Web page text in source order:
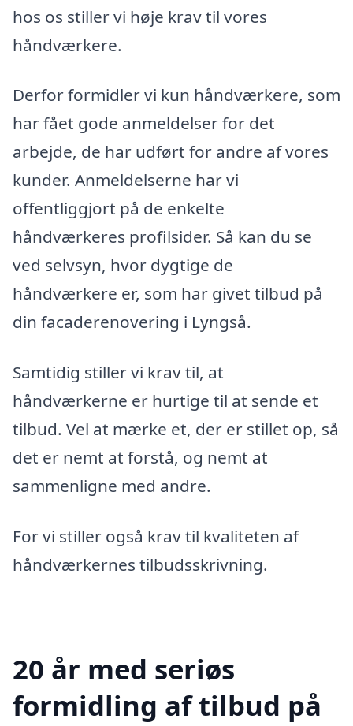
hos os stiller vi høje krav til vores
håndværkere.
Derfor formidler vi kun håndværkere, som
har fået gode anmeldelser for det
arbejde, de har udført for andre af vores
kunder. Anmeldelserne har vi
offentliggjort på de enkelte
håndværkeres profilsider. Så kan du se
ved selvsyn, hvor dygtige de
håndværkere er, som har givet tilbud på
din facaderenovering i Lyngså.
Samtidig stiller vi krav til, at
håndværkerne er hurtige til at sende et
tilbud. Vel at mærke et, der er stillet op, så
det er nemt at forstå, og nemt at
sammenligne med andre.
For vi stiller også krav til kvaliteten af
håndværkernes tilbudsskrivning.
20 år med seriøs
formidling af tilbud på